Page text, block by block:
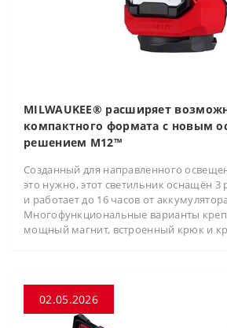
MILWAUKEE® расширяет
компактного формата с новым
решением M12™
Созданный для направленного
это нужно, этот светильник оснащён
и работает до 16 часов от
Многофункциональные варианты
мощный магнит, встроенный крюк и
02.05.2026